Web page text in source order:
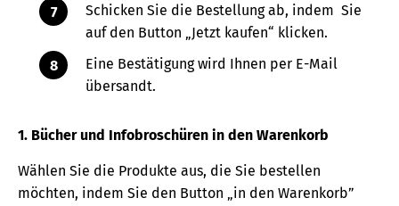
Schicken Sie die Bestellung ab, indem Sie
auf den Button „Jetzt kaufen“ klicken.
Eine Bestätigung wird Ihnen per E-Mail
übersandt.
1. Bücher und Infobroschüren in den Warenkorb
Wählen Sie die Produkte aus, die Sie bestellen
möchten, indem Sie den Button „in den Warenkorb”